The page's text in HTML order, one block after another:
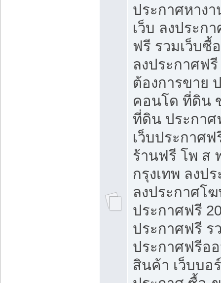
ประกาศหาง
เว็บ ลงประก
ฟรี รวมเว็บซื้
ลงประกาศฟ
ต้องการขาย
คอนโด ที่ดิน
ที่ดิน ประกา
เว็บประกาศ
ร้านฟรี โพ ส
กรุงเทพ ลงป
ลงประกาศโ
ประกาศฟรี
ประกาศฟรี ร
ประกาศฟรีอ
สินค้า เว็บบอ